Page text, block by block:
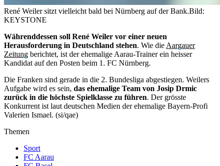
René Weiler sitzt vielleicht bald bei Nürnberg auf der Bank.Bild:
KEYSTONE
Währenddessen soll René Weiler vor einer neuen
Herausforderung in Deutschland stehen. Wie die Aargauer
Zeitung berichtet, ist der ehemalige Aarau-Trainer ein heisser
Kandidat auf den Posten beim 1. FC Nürnberg.
Die Franken sind gerade in die 2. Bundesliga abgestiegen. Weilers
Aufgabe wird es sein, das ehemalige Team von Josip Drmic
zurück in die höchste Spielklasse zu führen. Der grösste
Konkurrent ist laut deutschen Medien der ehemalige Bayern-Profi
Valerien Ismael. (si/qae)
Themen
Sport
FC Aarau